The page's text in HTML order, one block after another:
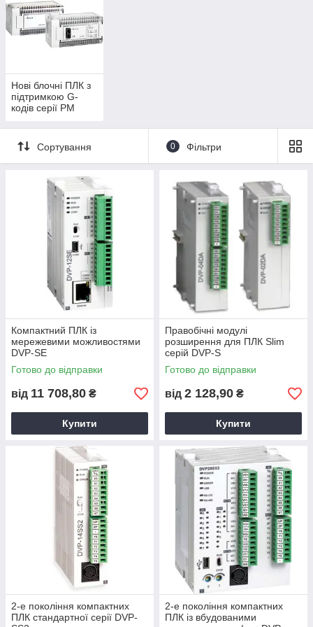
Програмістам, які мають досвід роботи з іншими брендами
не доведеться переучуватися
стандартні технологічні мови програмування MЕК-61131 LD,
систем.
Нові блочні ПЛК з
підтримкою G-
кодів серії PM
Сортування 0 Фільтри
Компактний ПЛК із
мережевими можливостями
DVP-SE
Готово до відправки
від 11 708,80 ₴
Купити
Правобічні модулі
розширення для ПЛК Slim
серій DVP-S
Готово до відправки
від 2 128,90 ₴
Купити
2-е покоління компактних
ПЛК стандартної серії DVP-
2-е покоління компактних
ПЛК із вбудованими